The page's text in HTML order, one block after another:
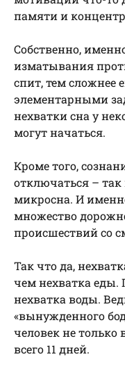
памяти и
Собственно,
изматывания
спит, тем сложнее
элементарными
нехватки сна у
могут начаться.
Кроме того,
отключаться –
микросна. И
множество
происшествий со
Так что да,
чем нехватка еды.
нехватка воды.
«вынужденного
человек не
всего 11 дней.